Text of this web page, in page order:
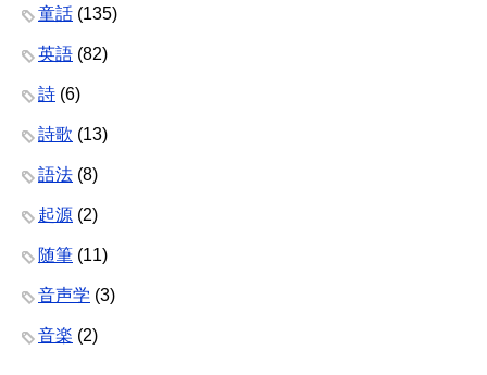
童話 (135)
英語 (82)
詩 (6)
詩歌 (13)
語法 (8)
起源 (2)
随筆 (11)
音声学 (3)
音楽 (2)